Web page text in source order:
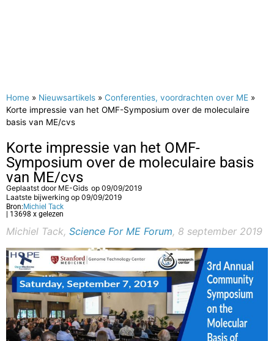
Home » Nieuwsartikels » Conferenties, voordrachten over ME »
Korte impressie van het OMF-Symposium over de moleculaire
basis van ME/cvs
Korte impressie van het OMF-
Symposium over de moleculaire basis
van ME/cvs
Geplaatst door ME-Gids op 09/09/2019
Laatste bijwerking op 09/09/2019
Bron: Michiel Tack
| 13698 x gelezen
Michiel Tack, Science For ME Forum, 8 september 2019